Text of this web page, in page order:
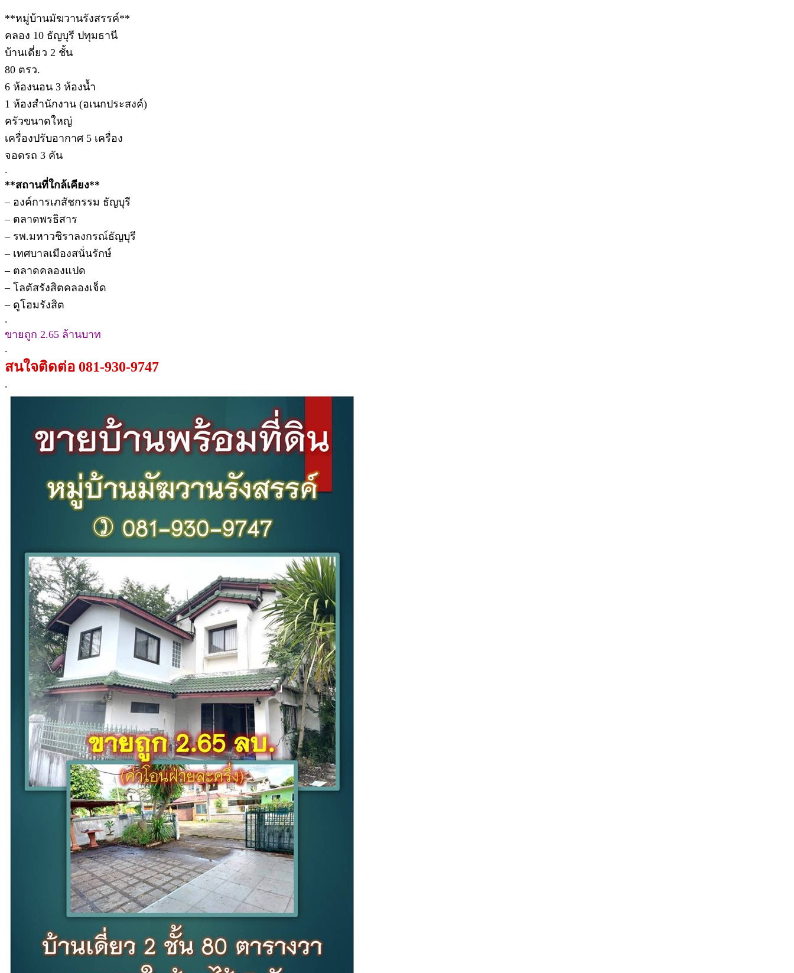
**หมู่บ้านมัฆวานรังสรรค์**
คลอง 10 ธัญบุรี ปทุมธานี
บ้านเดี่ยว 2 ชั้น
80 ตรว.
6 ห้องนอน 3 ห้องน้ำ
1 ห้องสำนักงาน (อเนกประสงค์)
ครัวขนาดใหญ่
เครื่องปรับอากาศ 5 เครื่อง
จอดรถ 3 คัน
.
**สถานที่ใกล้เคียง**
– องค์การเภสัชกรรม ธัญบุรี
– ตลาดพรธิสาร
– รพ.มหาวชิราลงกรณ์ธัญบุรี
– เทศบาลเมืองสนั่นรักษ์
– ตลาดคลองแปด
– โลตัสรังสิตคลองเจ็ด
– ดูโฮมรังสิต
.
ขายถูก 2.65 ล้านบาท
.
สนใจติดต่อ 081-930-9747
.